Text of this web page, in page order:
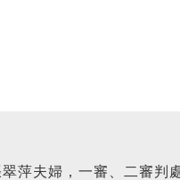
萍夫婦，一審、二審判